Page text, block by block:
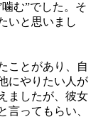
む”でした。そ
いと思いまし
ことがあり、自
にやりたい人が
ましたが、彼女
言ってもらい、